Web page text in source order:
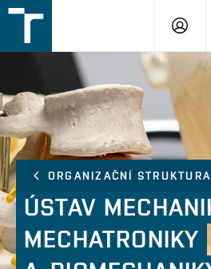
v
Brně
ORGANIZAČNÍ STRUKTURA
ÚSTAV
MECHATRONIKY